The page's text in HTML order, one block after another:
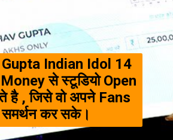
Indian Idol 14
से स्टूडियो Open
है , जिसे वो अपने Fans
समर्थन कर सके।